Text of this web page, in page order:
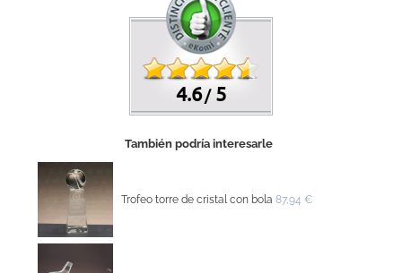
4.6 /5
También podría interesarle
Trofeo torre de cristal con bola 87,94 €